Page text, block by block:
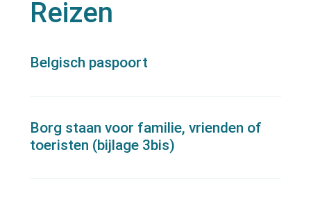
Reizen
Thema's
Belgisch paspoort
Borg staan voor familie, vrienden of
toeristen (bijlage 3bis)